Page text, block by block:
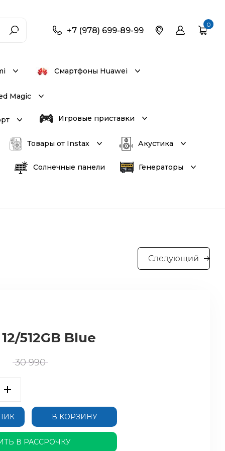
+7 (978) 699-89-99
0
Смартфоны Huawei
Magic
Игровые приставки
Товары от Instax Акустика
Солнечные панели Генераторы
Следующий
512GB Blue
30 990
В КОРЗИНУ
В РАССРОЧКУ